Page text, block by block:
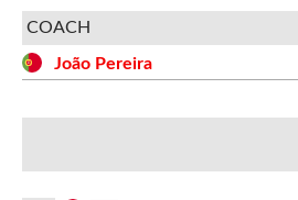
COACH
João Pereira